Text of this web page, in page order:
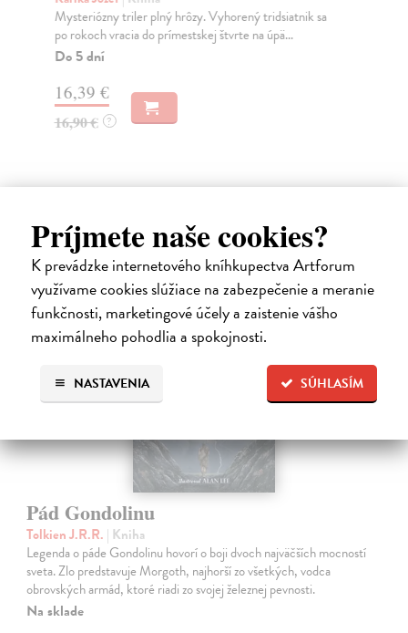
Príjmete naše cookies?
K prevádzke internetového kníhkupectva Artforum
využívame cookies slúžiace na zabezpečenie a meranie
funkčnosti, marketingové účely a zaistenie vášho
maximálneho pohodlia a spokojnosti.
SÚHLASÍM
NASTAVENIA
Mysteriózny triler plný hrôzy. Vyhorený tridsiatnik sa
po rokoch vracia do prímestskej štvrte na úpä...
Do 5 dní
16,39 €
16,90 € ?
Ďalšie z kategórie fantasy / sci-fi
na sklade
Pád Gondolinu
Tolkien J.R.R. | Kniha
Legenda o páde Gondolinu hovorí o boji dvoch najväčších mocností
sveta. Zlo predstavuje Morgoth, najhorší zo všetkých, vodca
obrovských armád, ktoré riadi zo svojej železnej pevnosti.
Na sklade